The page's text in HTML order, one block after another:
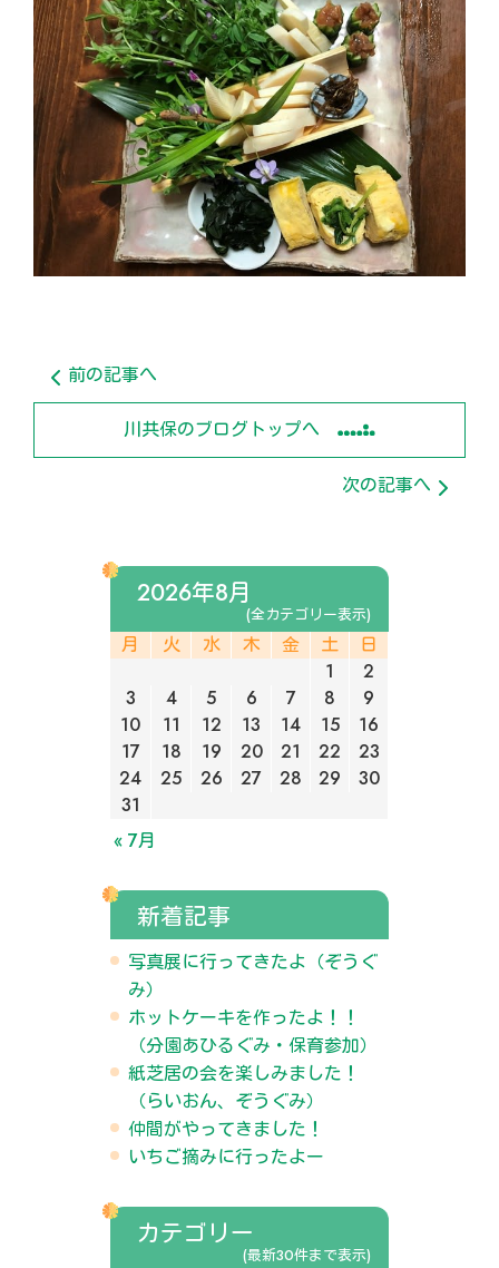
前の記事へ
川共保のブログトップへ
次の記事へ
2026年8月
(全カテゴリー表示)
月 火 水 木 金 土 日
« 7月
1
2
3
4 5 6 7 8
9
10
11 12 13 14 15
16
17
18 19 20 21 22
23
24
25 26 27 28 29
30
31
新着記事
写真展に行ってきたよ（ぞうぐ
み）
ホットケーキを作ったよ！！
（分園あひるぐみ・保育参加）
紙芝居の会を楽しみました！
（らいおん、ぞうぐみ）
仲間がやってきました！
いちご摘みに行ったよー
カテゴリー
(最新30件まで表示)